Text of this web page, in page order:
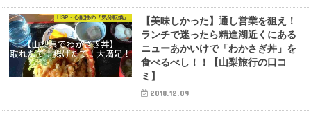
HSP・心配性の『気分転換』
【美味しかった】通し営業を狙え！
ランチで迷ったら精進湖近くにある
ニューあかいけで「わかさぎ丼」を
食べるべし！！【山梨旅行の口コ
ミ】
2018.12.09